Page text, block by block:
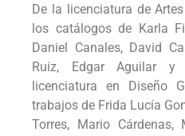
De la licenciatura de
los catálogos de Karla
Daniel Canales, David
Ruiz, Edgar Aguilar
licenciatura en Diseño
trabajos de Frida Lucía
Torres, Mario Cárdenas,